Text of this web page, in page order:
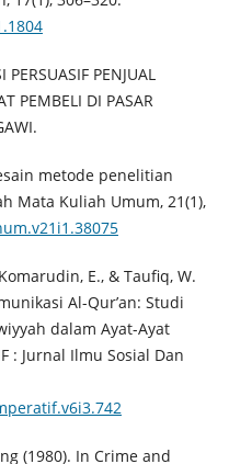
PENJUAL
PEMBELI DI PASAR
metode penelitian
Mata Kuliah Umum, 21(1),
E., & Taufiq, W.
Al-Qur’an: Studi
dalam Ayat-Ayat
: Jurnal Ilmu Sosial Dan
(1980). In Crime and